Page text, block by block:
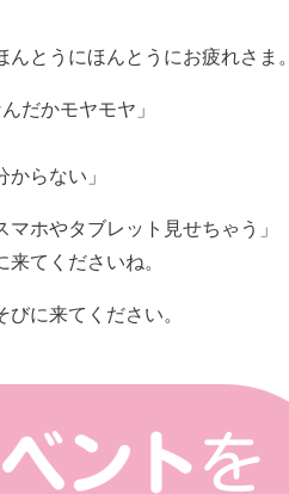
とうにほんとうにお疲れさま。
だかモヤモヤ」
からない」
マホやタブレット見せちゃう」
てくださいね。
に来てください。